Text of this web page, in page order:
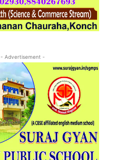
- Advertisement -